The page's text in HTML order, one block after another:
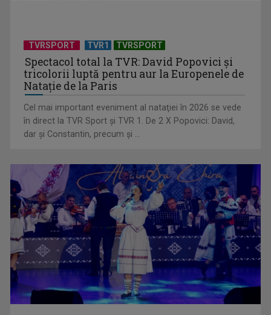
(P) Ce poate însemna faptul că un copil evită conversațiile,
deși aude și ...
(P) Eficiența Costurilor în Ortodonție: De ce Aparatul Dentar
Metalic Rămâne ...
TVRSPORT TVR1 TVRSPORT
Spectacol total la TVR: David Popovici și
tricolorii luptă pentru aur la Europenele de
Natație de la Paris
Cel mai important eveniment al nataţiei în 2026 se vede
în direct la TVR Sport şi TVR 1. De 2 X Popovici: David,
dar şi Constantin, precum şi ...